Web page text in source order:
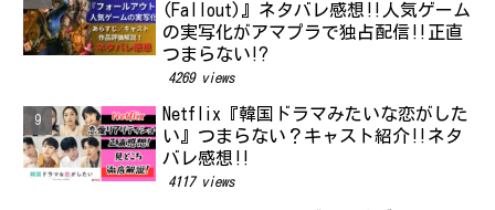
(Fallout)』ネタバレ感想‼人気ゲーム
の実写化がアマプラで独占配信‼正直
つまらない⁉
4269 views
Netflix『韓国ドラマみたいな恋がした
い』つまらない？キャスト紹介‼ネタ
バレ感想‼
4117 views